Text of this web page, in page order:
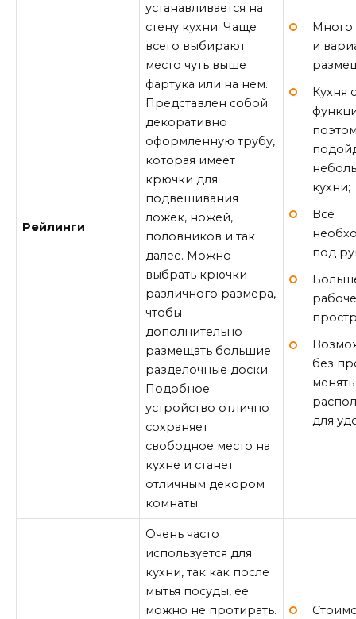
Рейлинги
устанавливается на
стену кухни. Чаще
всего выбирают
место чуть выше
фартука или на нем.
Представлен собой
декоративно
оформленную трубу,
которая имеет
крючки для
подвешивания
ложек, ножей,
половников и так
далее. Можно
выбрать крючки
различного размера,
чтобы
дополнительно
размещать большие
разделочные доски.
Подобное
устройство отлично
сохраняет
свободное место на
кухне и станет
отличным декором
комнаты.
Много
и
Кухня
кухни;
Все
под
без
для
Очень часто
используется для
кухни, так как после
мытья посуды, ее
можно не протирать.